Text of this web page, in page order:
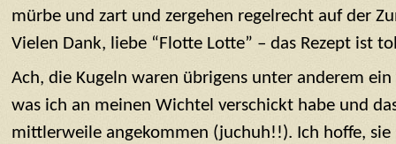
mürbe und zart und zergehen regelrecht auf der
Vielen Dank, liebe “Flotte Lotte” – das Rezept ist
Ach, die Kugeln waren übrigens unter anderem
was ich an meinen Wichtel verschickt habe und
mittlerweile angekommen (juchuh!!). Ich hoffe, sie